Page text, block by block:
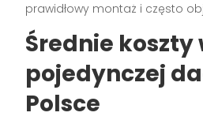
prawidłowy montaż i często
Średnie
pojedynczej
Polsce